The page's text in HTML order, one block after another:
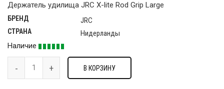
Держатель удилища JRC X-lite Rod Grip Large
БРЕНД JRC
СТРАНА
Нидерланды
Наличие
В КОРЗИНУ